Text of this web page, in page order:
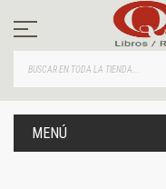
contenido
MENÚ